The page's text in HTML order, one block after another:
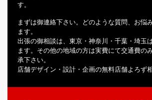
す。
まずは御連絡下さい。どのような質問、お悩
ます。
出張の御相談は、東京・神奈川・千葉・埼玉
ます。その他の地域の方は実費にて交通費の
承下さい。
店舗デザイン・設計・企画の無料店舗よろず